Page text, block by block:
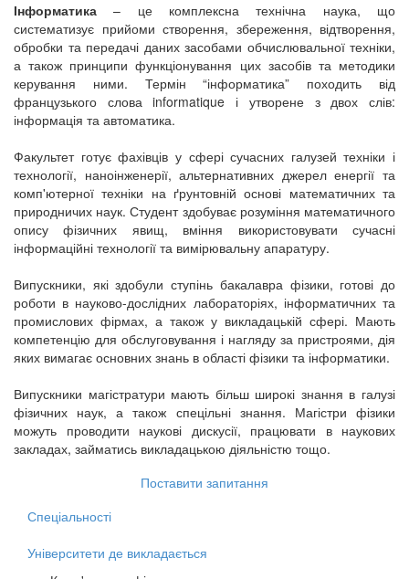
Інформатика – це комплексна технічна наука, що
систематизує прийоми створення, збереження, відтворення,
обробки та передачі даних засобами обчислювальної техніки,
а також принципи функціонування цих засобів та методики
керування ними. Термін “інформатика” походить від
французького слова informatique і утворене з двох слів:
інформація та автоматика.
Факультет готує фахівців у сфері сучасних галузей техніки і
технології, наноінженерії, альтернативних джерел енергії та
комп'ютерної техніки на ґрунтовній основі математичних та
природничих наук. Студент здобуває розуміння математичного
опису фізичних явищ, вміння використовувати сучасні
інформаційні технології та вимірювальну апаратуру.
Випускники, які здобули ступінь бакалавра фізики, готові до
роботи в науково-дослідних лабораторіях, інформатичних та
промислових фірмах, а також у викладацькій сфері. Мають
компетенцію для обслуговування і нагляду за пристроями, дія
яких вимагає основних знань в області фізики та інформатики.
Випускники магістратури мають більш широкі знання в галузі
фізичних наук, а також спецільні знання. Магістри фізики
можуть проводити наукові дискусії, працювати в наукових
закладах, займатись викладацькою діяльністю тощо.
Поставити запитання
Спеціальності
Університети де викладається